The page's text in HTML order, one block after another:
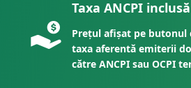
Taxa ANCPI inclusă
Prețul afișat pe butonul
taxa aferentă emiterii
către ANCPI sau OCPI